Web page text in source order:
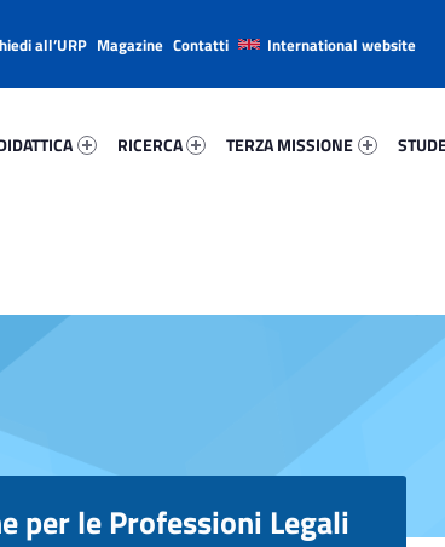
RICERCA
TERZA MISSIONE
all’URP Magazine Contatti International website
per le Professioni Legali